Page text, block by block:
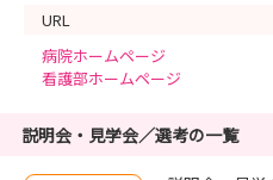
URL
病院ホームページ
看護部ホームページ
説明会・見学会／選考の一覧